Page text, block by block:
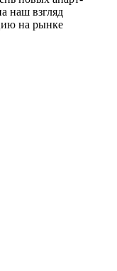
наш взгляд
на рынке